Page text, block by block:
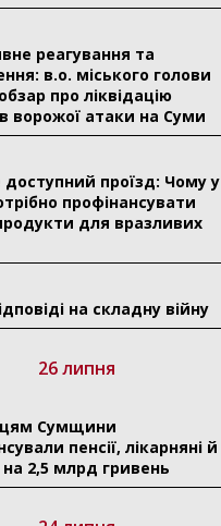
реагування та
в.о. міського голови
про ліквідацію
ворожої атаки на Суми
проїзд: Чому у
профінансувати
для вразливих
на складну війну
26 липня
Сумщини
пенсії, лікарняні й
на 2,5 млрд гривень